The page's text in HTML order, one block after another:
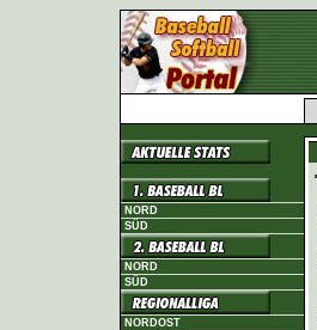
NORD
SÜD
NORD
SÜD
NORDOST